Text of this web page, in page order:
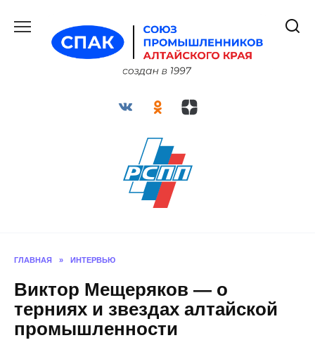
содержанию
ГЛАВНАЯ » ИНТЕРВЬЮ
Виктор Мещеряков — о
терниях и звездах алтайской
промышленности